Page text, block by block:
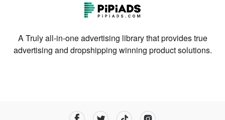
A Truly all-in-one advertising library that provides true
advertising and dropshipping winning product solutions.